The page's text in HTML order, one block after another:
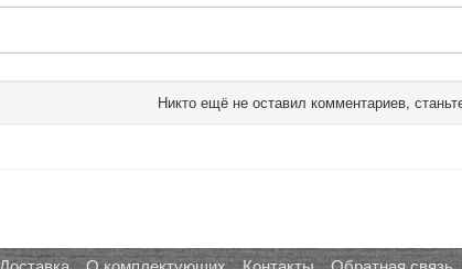
Никто ещё не оставил комментариев,